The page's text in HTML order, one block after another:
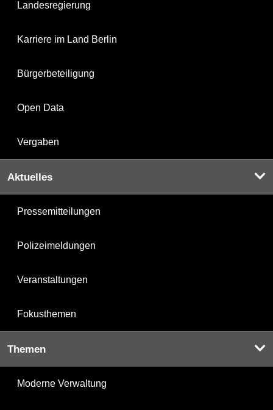
Landesregierung
Karriere im Land Berlin
Bürgerbeteiligung
Open Data
Vergaben
Aktuelles
Pressemitteilungen
Polizeimeldungen
Veranstaltungen
Fokusthemen
Themen
Moderne Verwaltung